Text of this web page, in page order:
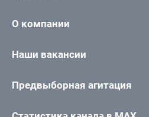
О компании
Наши вакансии
Предвыборная агитация